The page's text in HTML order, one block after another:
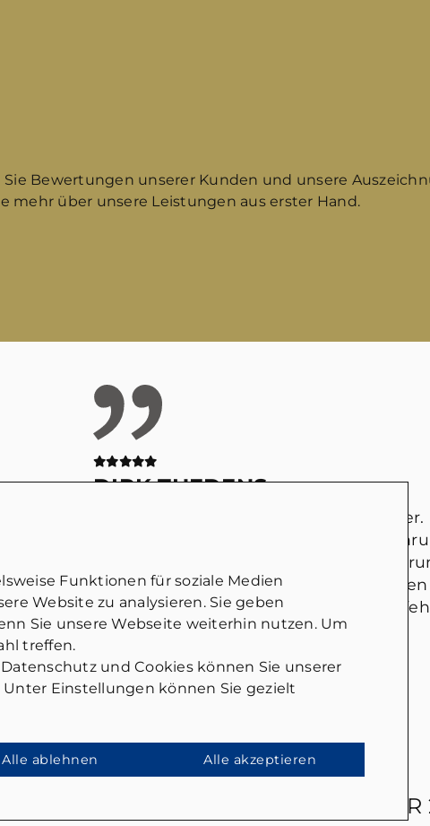
Bewertungen unserer Kunden und unsere
mehr über unsere Leistungen aus erster Hand.
DIRK THEDENS
Wirklich kompetenter Ansprechpartner.
Jemand der eben wirklich selber
dem Markt gemacht hat und weiß,
tatsächlich geht und die
einschätzen kann. Auf jeden Fall
- 26.
Funktionen für soziale Medien
Website zu analysieren. Sie geben
Sie unsere Webseite weiterhin nutzen. Um
treffen.
und Cookies können Sie unserer
Einstellungen können Sie gezielt
Alle ablehnen Alle akzeptieren